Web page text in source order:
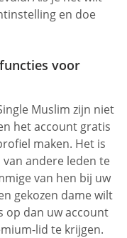
en doe
voor
Muslim zijn niet
het account gratis
maken. Het is
van andere leden te
van hen bij uw
gekozen dame wilt
op dan uw account
lid te krijgen.